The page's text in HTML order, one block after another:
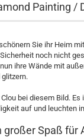
Painting /
Sie ihr Heim
noch nicht
ihre Wände mit
glitzern.
Clou bei diesem Bild.
auf und leuchten
großer Spaß für